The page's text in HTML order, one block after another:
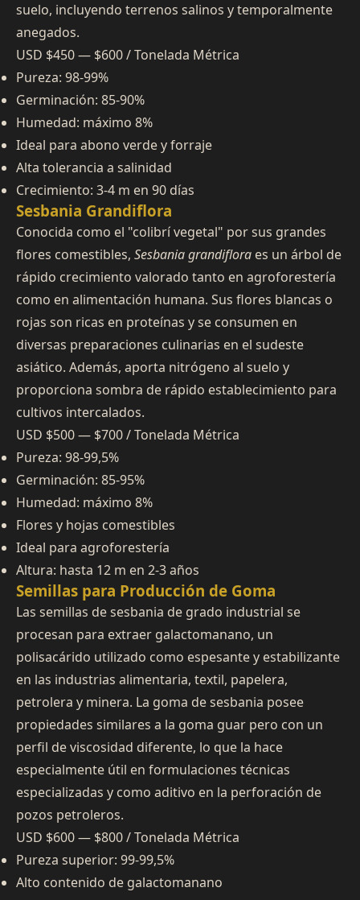
suelo, incluyendo terrenos salinos y temporalmente
anegados.
USD $450 — $600 / Tonelada Métrica
Pureza: 98-99%
Germinación: 85-90%
Humedad: máximo 8%
Ideal para abono verde y forraje
Alta tolerancia a salinidad
Crecimiento: 3-4 m en 90 días
Sesbania Grandiflora
Conocida como el "colibrí vegetal" por sus grandes
flores comestibles, Sesbania grandiflora es un árbol de
rápido crecimiento valorado tanto en agroforestería
como en alimentación humana. Sus flores blancas o
rojas son ricas en proteínas y se consumen en
diversas preparaciones culinarias en el sudeste
asiático. Además, aporta nitrógeno al suelo y
proporciona sombra de rápido establecimiento para
cultivos intercalados.
USD $500 — $700 / Tonelada Métrica
Pureza: 98-99,5%
Germinación: 85-95%
Humedad: máximo 8%
Flores y hojas comestibles
Ideal para agroforestería
Altura: hasta 12 m en 2-3 años
Semillas para Producción de Goma
Las semillas de sesbania de grado industrial se
procesan para extraer galactomanano, un
polisacárido utilizado como espesante y estabilizante
en las industrias alimentaria, textil, papelera,
petrolera y minera. La goma de sesbania posee
propiedades similares a la goma guar pero con un
perfil de viscosidad diferente, lo que la hace
especialmente útil en formulaciones técnicas
especializadas y como aditivo en la perforación de
pozos petroleros.
USD $600 — $800 / Tonelada Métrica
Pureza superior: 99-99,5%
Alto contenido de galactomanano